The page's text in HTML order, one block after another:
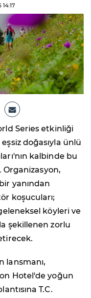
14:17
Series etkinliği
doğasıyla ünlü
kalbinde bu
Organizasyon,
yanından
koşucuları;
köyleri ve
şekillenen zorlu
lansmanı,
Hotel'de yoğun
T.C.